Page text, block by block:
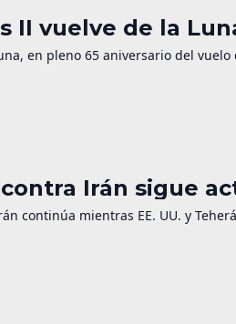
II vuelve de la
en pleno 65 aniversario del vuelo
Irán sigue
continúa mientras EE. UU. y